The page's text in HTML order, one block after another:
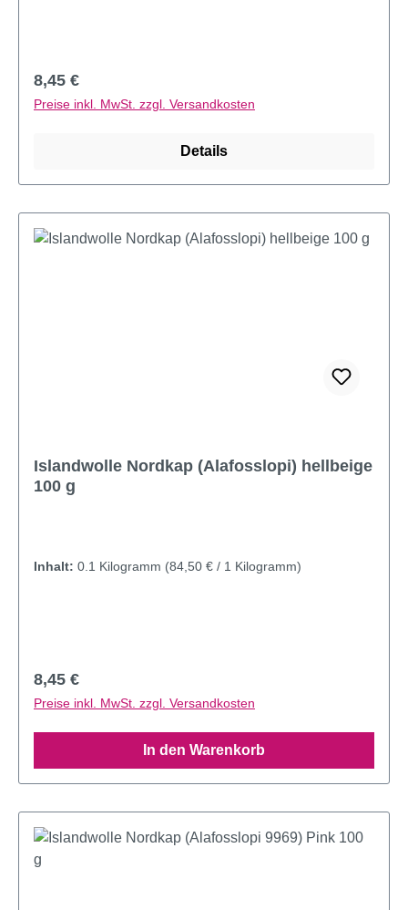
Regulärer Preis:
8,45 €
Preise inkl. MwSt. zzgl. Versandkosten
Details
Islandwolle Nordkap (Alafosslopi) hellbeige
100 g
Inhalt: 0.1 Kilogramm (84,50 € / 1 Kilogramm)
Regulärer Preis:
8,45 €
Preise inkl. MwSt. zzgl. Versandkosten
In den Warenkorb